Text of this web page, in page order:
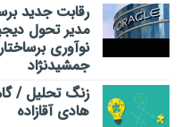
رقابت جدید
مدیر تحول
نوآوری
جمشیدنژاد
زنگ تحلیل /
هادی آقازاده